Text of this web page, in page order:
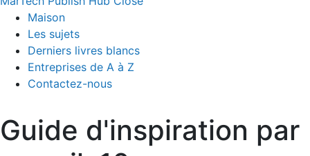
Maison
Les sujets
Derniers livres blancs
Entreprises de A à Z
Contactez-nous
Guide d'inspiration par